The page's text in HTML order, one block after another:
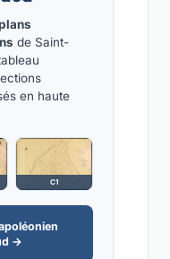
de Saint-
en haute
C1
→